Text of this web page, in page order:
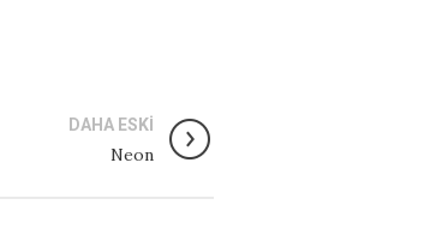
DAHA ESKI
Neon